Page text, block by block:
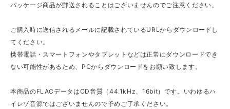
パッケージ商品が郵送されることはございませんのでご注意ください。
ご購入時に送信されるメールに記載されているURLからダウンロードし
てください。
携帯電話・スマートフォンやタブレットなどは正常にダウンロードでき
ない可能性があるため、PCからダウンロードをお願い致します。
本商品のFLACデータはCD音質（44.1kHz、16bit）です。いわゆるハ
イレゾ音源ではございませんので予めご了承ください。